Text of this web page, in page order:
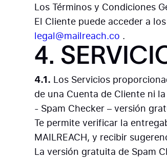
Los Términos y Condiciones
El Cliente puede acceder a
legal@mailreach.co .
4.
4.1. Los Servicios
de una Cuenta de Cliente ni
- Spam Checker – versión
Te permite verificar la
MAILREACH, y recibir
La versión gratuita de Spam